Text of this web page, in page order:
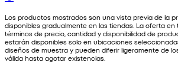
Los productos mostrados son una vista previa de la
disponibles gradualmente en las tiendas. La oferta
términos de precio, cantidad y disponibilidad de
estarán disponibles solo en ubicaciones
diseños de muestra y pueden diferir ligeramente de
válida hasta agotar existencias.